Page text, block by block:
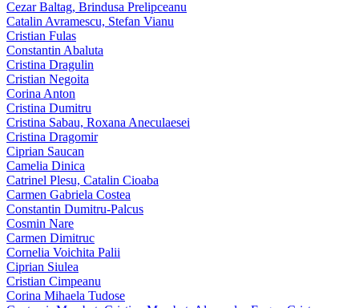
Cezar Baltag, Brindusa Prelipceanu
Catalin Avramescu, Stefan Vianu
Cristian Fulas
Constantin Abaluta
Cristina Dragulin
Cristian Negoita
Corina Anton
Cristina Dumitru
Cristina Sabau, Roxana Aneculaesei
Cristina Dragomir
Ciprian Saucan
Camelia Dinica
Catrinel Plesu, Catalin Cioaba
Carmen Gabriela Costea
Constantin Dumitru-Palcus
Cosmin Nare
Carmen Dimitruc
Cornelia Voichita Palii
Ciprian Siulea
Cristian Cimpeanu
Corina Mihaela Tudose